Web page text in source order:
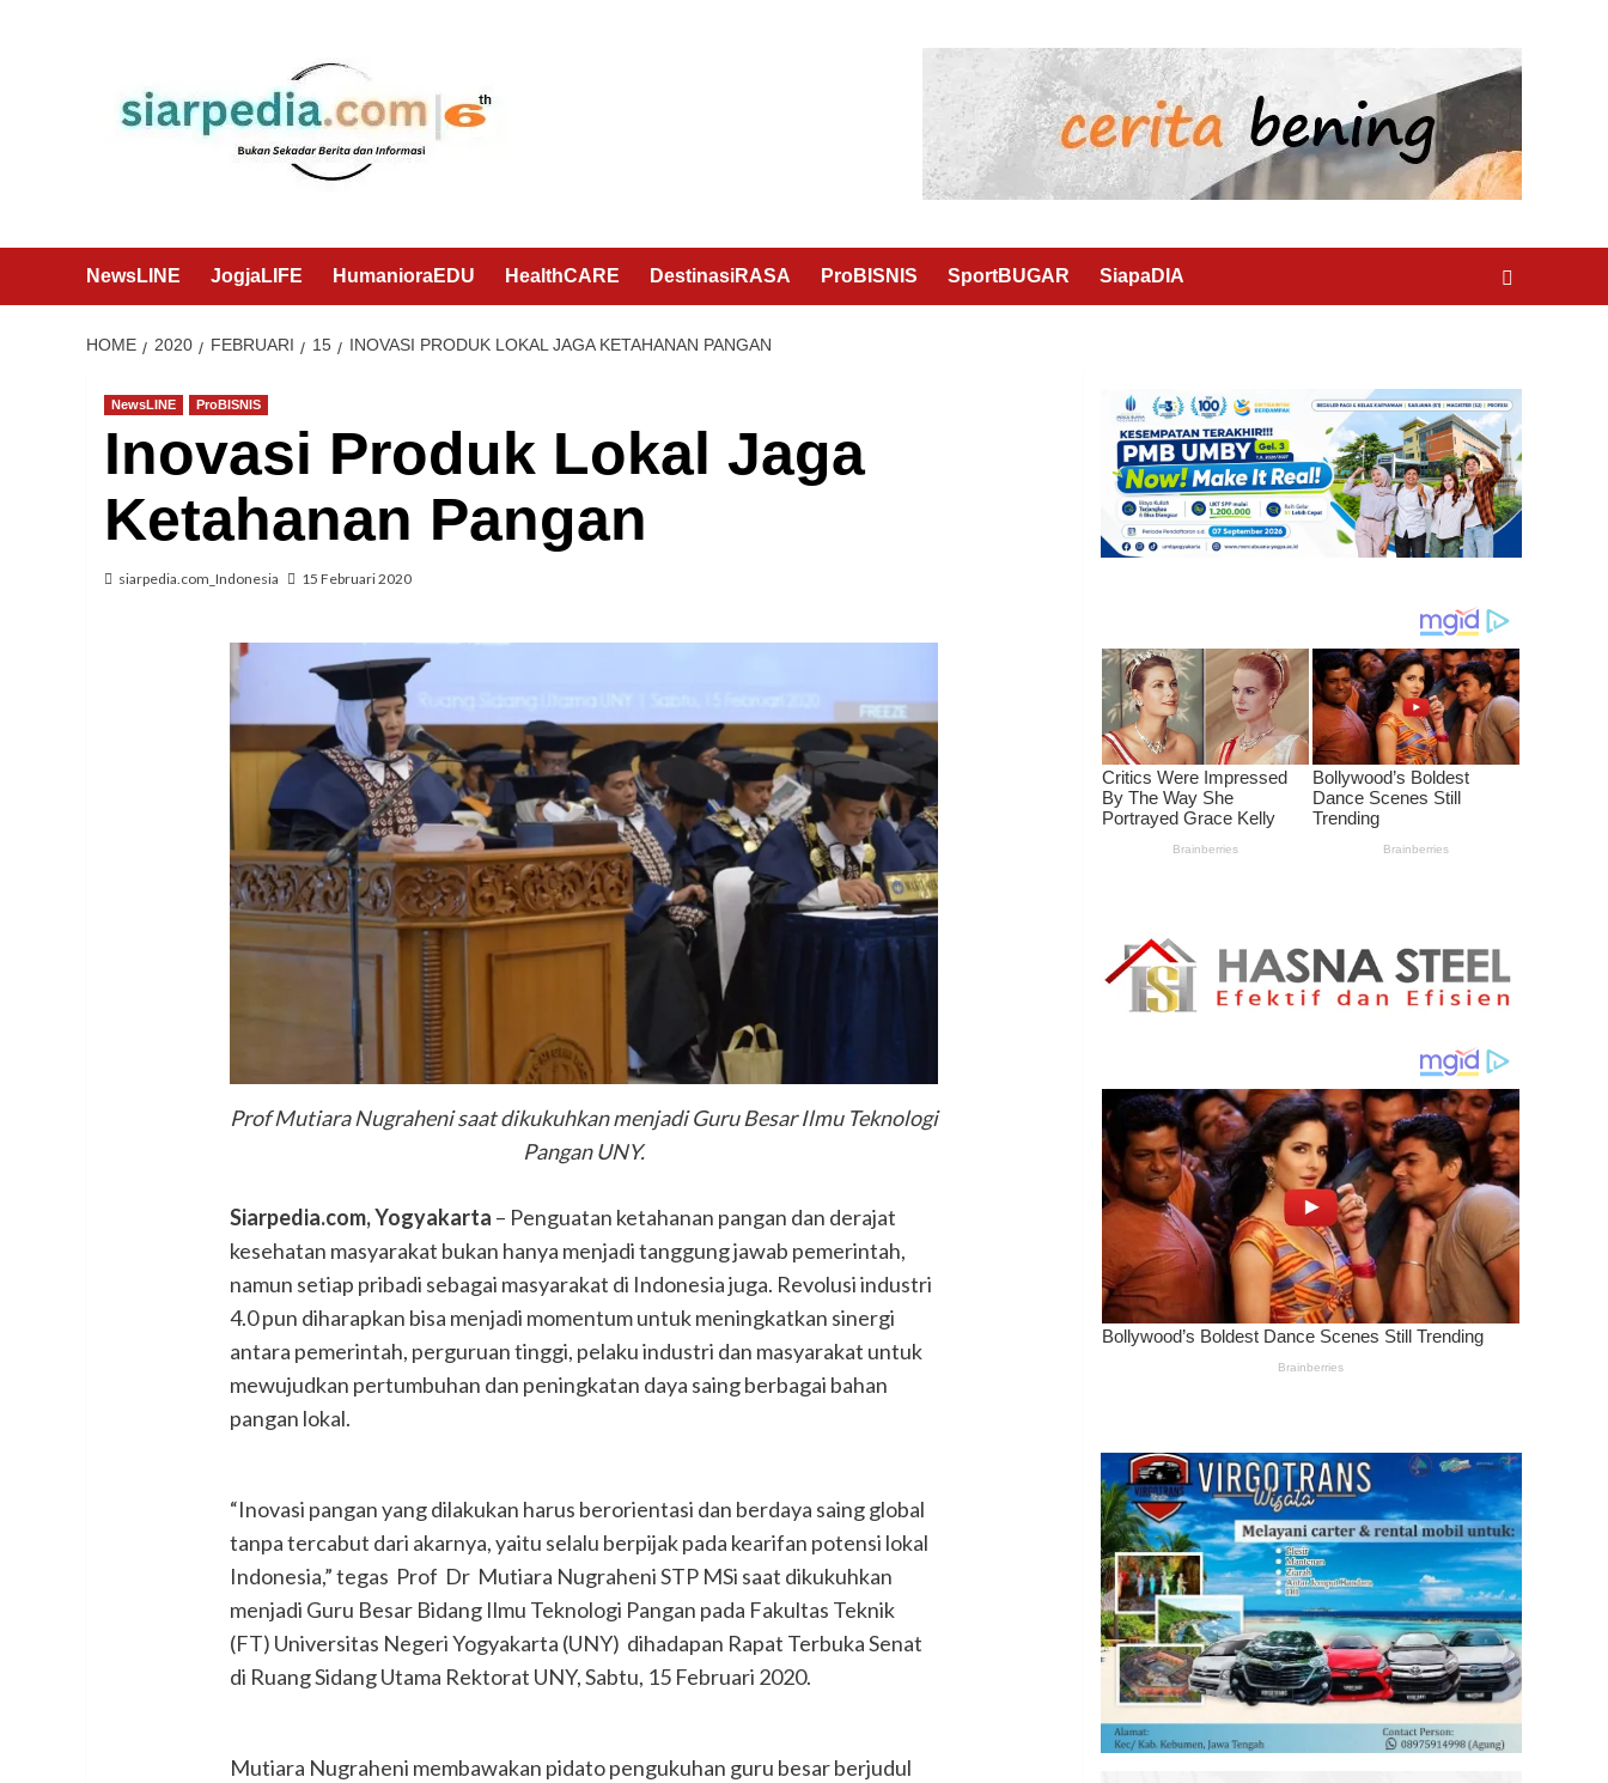
NewsLINE JogjaLIFE HumanioraEDU HealthCARE DestinasiRASA ProBISNIS SportBUGAR SiapaDIA
HOME 2020 FEBRUARI 15 INOVASI PRODUK LOKAL JAGA KETAHANAN PANGAN
NewsLINE ProBISNIS
Inovasi Produk Lokal Jaga
Ketahanan Pangan
siarpedia.com_Indonesia 15 Februari 2020
Prof Mutiara Nugraheni saat dikukuhkan menjadi Guru Besar Ilmu Teknologi
Pangan UNY.
Siarpedia.com, Yogyakarta – Penguatan ketahanan pangan dan derajat
kesehatan masyarakat bukan hanya menjadi tanggung jawab pemerintah,
namun setiap pribadi sebagai masyarakat di Indonesia juga. Revolusi industri
4.0 pun diharapkan bisa menjadi momentum untuk meningkatkan sinergi
antara pemerintah, perguruan tinggi, pelaku industri dan masyarakat untuk
mewujudkan pertumbuhan dan peningkatan daya saing berbagai bahan
pangan lokal.
“Inovasi pangan yang dilakukan harus berorientasi dan berdaya saing global
tanpa tercabut dari akarnya, yaitu selalu berpijak pada kearifan potensi lokal
Indonesia,” tegas Prof Dr Mutiara Nugraheni STP MSi saat dikukuhkan
menjadi Guru Besar Bidang Ilmu Teknologi Pangan pada Fakultas Teknik
(FT) Universitas Negeri Yogyakarta (UNY) dihadapan Rapat Terbuka Senat
di Ruang Sidang Utama Rektorat UNY, Sabtu, 15 Februari 2020.
Mutiara Nugraheni membawakan pidato pengukuhan guru besar berjudul